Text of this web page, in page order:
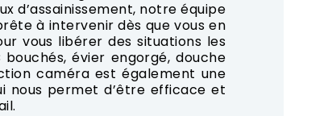
d’assainissement, notre équipe
à intervenir dès que vous en
vous libérer des situations les
évier engorgé, douche
caméra est également une
nous permet d’être efficace et